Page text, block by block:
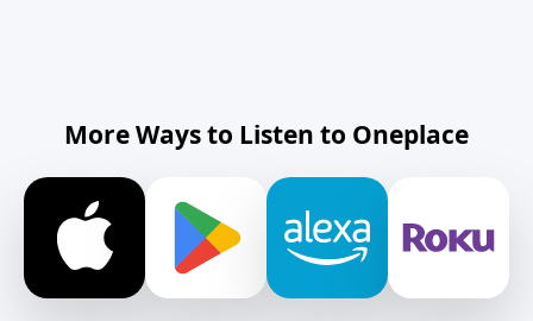
More Ways to Listen to Oneplace